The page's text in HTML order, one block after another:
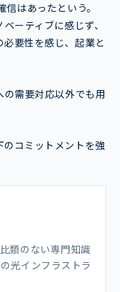
はあったという。
ーティブに感じず、
要性を感じ、起業と
需要対応以外でも用
コミットメントを強
類のない専門知識
光インフラストラ